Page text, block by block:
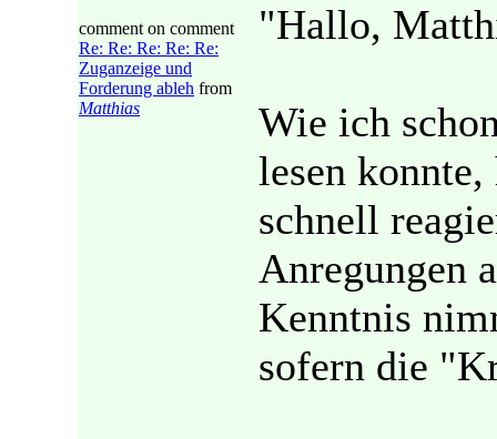
comment on comment
Re: Re: Re: Re: Re:
Zuganzeige und
Forderung ableh from
Matthias
"Hallo,
Wie ich
lesen
schnell
Anregungen
Kenntnis
sofern die